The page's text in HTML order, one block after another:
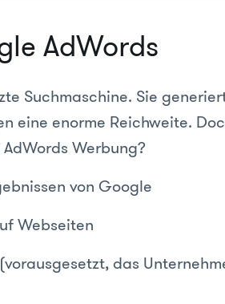
AdWords
Suchmaschine. Sie
eine enorme Reichweite.
Werbung?
von Google
Webseiten
das